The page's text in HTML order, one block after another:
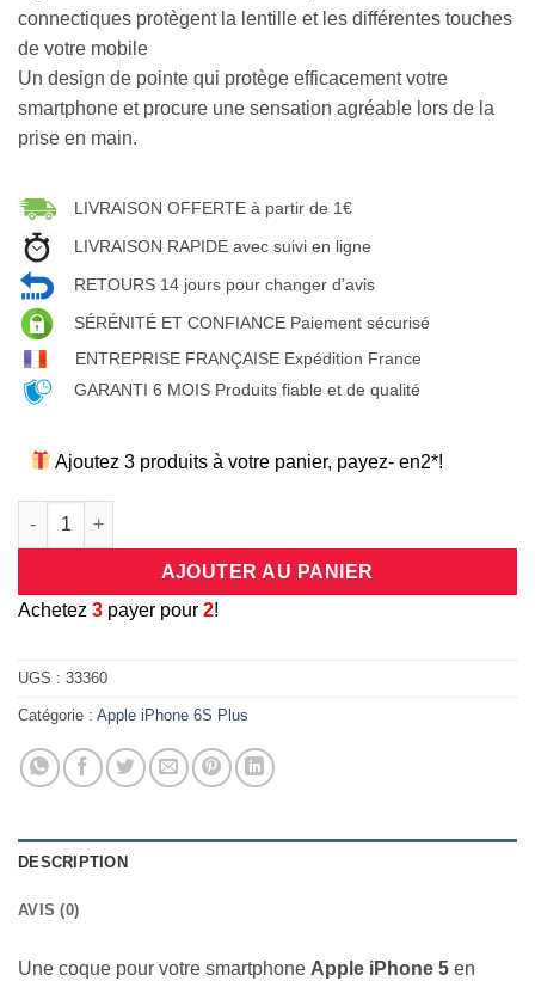
connectiques protègent la lentille et les différentes touches
de votre mobile
Un design de pointe qui protège efficacement votre
smartphone et procure une sensation agréable lors de la
prise en main.
LIVRAISON OFFERTE à partir de 1€
LIVRAISON RAPIDE avec suivi en ligne
RETOURS 14 jours pour changer d’avis
SÉRÉNITÉ ET CONFIANCE Paiement sécurisé
ENTREPRISE FRANÇAISE Expédition France
GARANTI 6 MOIS Produits fiable et de qualité
Ajoutez 3 produits à votre panier, payez- en2*!
quantité de Coque/bumper antichocs en silicone flexible
AJOUTER AU PANIER
Achetez 3 payer pour 2!
UGS : 33360
Catégorie : Apple iPhone 6S Plus
DESCRIPTION
AVIS (0)
Une coque pour votre smartphone Apple iPhone 5 en